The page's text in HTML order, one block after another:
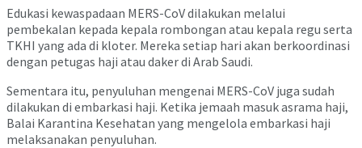
Edukasi kewaspadaan MERS-CoV dilakukan melalui
pembekalan kepada kepala rombongan atau kepala regu serta
TKHI yang ada di kloter. Mereka setiap hari akan berkoordinasi
dengan petugas haji atau daker di Arab Saudi.
Sementara itu, penyuluhan mengenai MERS-CoV juga sudah
dilakukan di embarkasi haji. Ketika jemaah masuk asrama haji,
Balai Karantina Kesehatan yang mengelola embarkasi haji
melaksanakan penyuluhan.